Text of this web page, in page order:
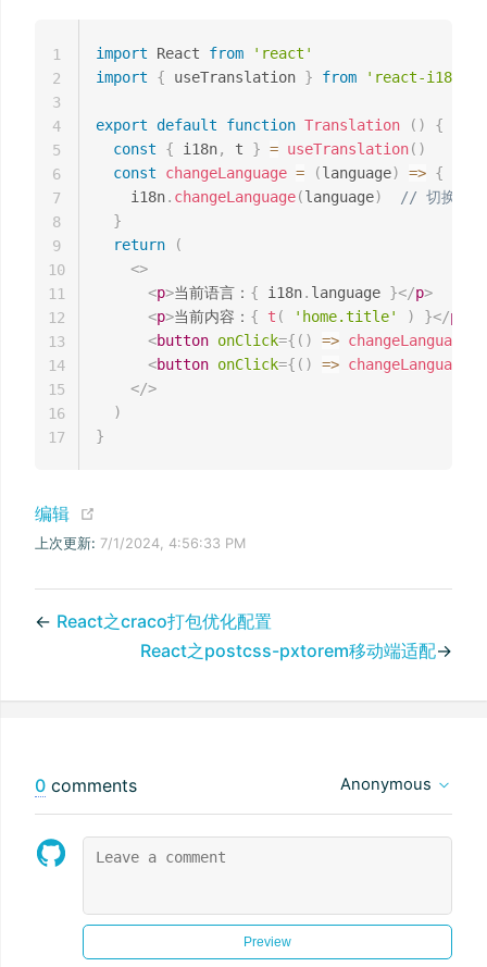
import React from
'react'
import
{ useTranslation } from 'react-
export default function Translation ( )
{
const
{ i18n, t } = useTranslation( )
const
changeLanguage = (language) => {
    i18n
. changeLanguage(language)
// 切换语言
}
return
(
<>
<p>当前语言： { i18n. language }</p>
<p>当前内容： { t ( 'home.title' ) }</p
<button onClick={ ( ) => changeLanguage
<button onClick={ ( ) => changeLanguage
</>
)
}
1
2
3
4
5
6
7
8
9
10
11
12
13
14
15
16
17
编辑
上次更新: 7/1/2024, 4:56:33 PM
← React之craco打包优化配置
React之postcss-pxtorem移动端适配→
0 comments Anonymous
Preview